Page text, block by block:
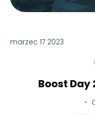
marzec 17 2023
Boost Day
-